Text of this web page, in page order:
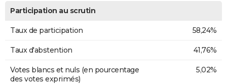
Participation au scrutin
Taux de participation 58,24%
Taux d'abstention 41,76%
Votes blancs et nuls (en pourcentage
des votes exprimés)
5,02%